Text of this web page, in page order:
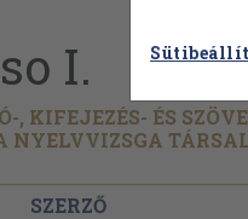
I.
, KIFEJEZÉS- ÉS
NYELVVIZSGA
SZERZŐ